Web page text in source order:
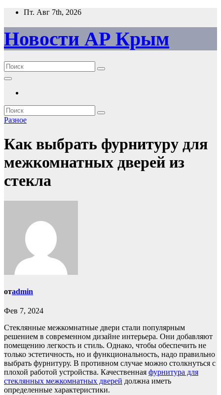
Перейти
содержимому
Пт. Авг 7th, 2026
Новости АР Крым
Разное
Как выбрать фурнитуру для
межкомнатных дверей из
стекла
отadmin
Фев 7, 2024
Стеклянные межкомнатные двери стали популярным
решением в современном дизайне интерьера. Они добавляют
помещению легкость и стиль. Однако, чтобы обеспечить не
только эстетичность, но и функциональность, надо правильно
выбрать фурнитуру. В противном случае можно столкнуться с
плохой работой устройства. Качественная фурнитура для
стеклянных межкомнатных дверей должна иметь
определенные характеристики.